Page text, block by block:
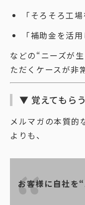
「そろそろ工
「補助金を活用
などの“ニーズが
ただくケースが非
▼ 覚えてもら
メルマガの本質的
よりも、
お客様に自社を